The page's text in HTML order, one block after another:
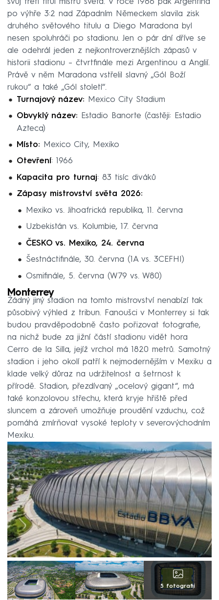
svůj třetí titul mistrů světa. V roce 1986 pak Argentina
po výhře 3:2 nad Západním Německem slavila zisk
druhého světového titulu a Diego Maradona byl
nesen spoluhráči po stadionu. Jen o pár dní dříve se
ale odehrál jeden z nejkontroverznějších zápasů v
historii stadionu – čtvrtfinále mezi Argentinou a Anglií.
Právě v něm Maradona vstřelil slavný „Gól Boží
rukou“ a také „Gól století“.
Turnajový název:
Mexico City Stadium
Obvyklý název: Estadio Banorte (častěji: Estadio
Azteca)
Místo:
Mexico City, Mexiko
Otevření: 1966
Kapacita pro turnaj: 83 tisíc diváků
Zápasy mistrovství světa 2026:
Mexiko vs. Jihoafrická republika, 11. června
Uzbekistán vs. Kolumbie, 17. června
ČESKO vs. Mexiko, 24. června
Šestnáctifinále, 30. června (1A vs. 3CEFHI)
Osmifinále, 5. června (W79 vs. W80)
Monterrey
Žádný jiný stadion na tomto mistrovství nenabízí tak
působivý výhled z tribun. Fanoušci v Monterrey si tak
budou pravděpodobně často pořizovat fotografie,
na nichž bude za jižní částí stadionu vidět hora
Cerro de la Silla, jejíž vrchol má 1820 metrů. Samotný
stadion i jeho okolí patří k nejmodernějším v Mexiku a
klade velký důraz na udržitelnost a šetrnost k
přírodě. Stadion, přezdívaný „ocelový gigant“, má
také konzolovou střechu, která kryje hřiště před
sluncem a zároveň umožňuje proudění vzduchu, což
pomáhá zmírňovat vysoké teploty v severovýchodním
Mexiku.
5 fotografií